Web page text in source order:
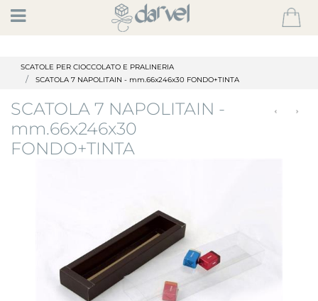
Open
SCATOLE PER CIOCCOLATO E PRALINERIA
SCATOLA 7 NAPOLITAIN - mm.66x246x30 FONDO+TINTA
SCATOLA 7 NAPOLITAIN -
mm.66x246x30
FONDO+TINTA